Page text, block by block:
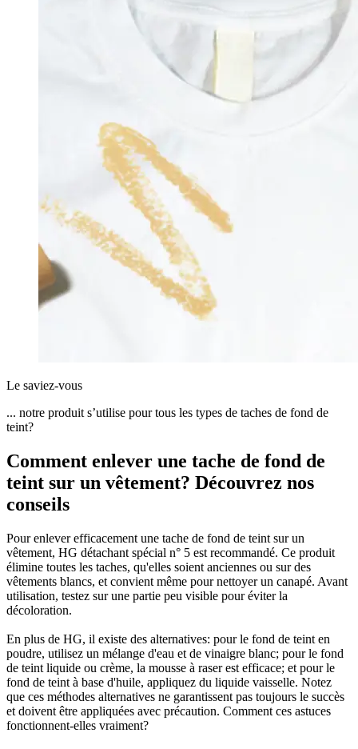
Le saviez-vous
... notre produit s’utilise pour tous les types de taches de fond de
teint?
Comment enlever une tache de fond de
teint sur un vêtement? Découvrez nos
conseils
Pour enlever efficacement une tache de fond de teint sur un
vêtement, HG détachant spécial n° 5 est recommandé. Ce produit
élimine toutes les taches, qu'elles soient anciennes ou sur des
vêtements blancs, et convient même pour nettoyer un canapé. Avant
utilisation, testez sur une partie peu visible pour éviter la
décoloration.
En plus de HG, il existe des alternatives: pour le fond de teint en
poudre, utilisez un mélange d'eau et de vinaigre blanc; pour le fond
de teint liquide ou crème, la mousse à raser est efficace; et pour le
fond de teint à base d'huile, appliquez du liquide vaisselle. Notez
que ces méthodes alternatives ne garantissent pas toujours le succès
et doivent être appliquées avec précaution. Comment ces astuces
fonctionnent-elles vraiment?